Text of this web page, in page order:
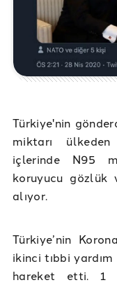
Türkiye'nin
miktarı
içlerinde N95
koruyucu
alıyor.
Türkiye’nin
ikinci tıbbi
hareket etti. 1